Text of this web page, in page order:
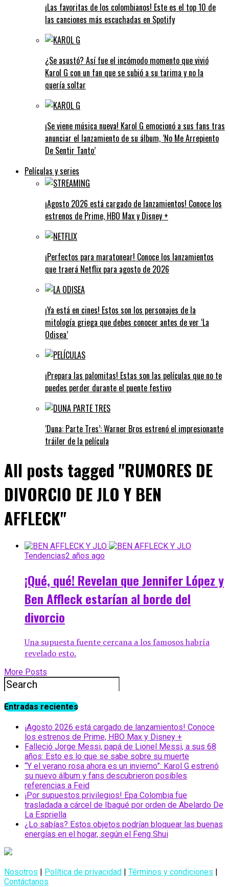
¡Las favoritas de los colombianos! Este es el top 10 de
las canciones más escuchadas en Spotify
¿Se asustó? Así fue el incómodo momento que vivió
Karol G con un fan que se subió a su tarima y no la
quería soltar
¡Se viene música nueva! Karol G emocionó a sus fans tras
anunciar el lanzamiento de su álbum, ‘No Me Arrepiento
De Sentir Tanto’
Películas y series
¡Agosto 2026 está cargado de lanzamientos! Conoce los
estrenos de Prime, HBO Max y Disney +
¡Perfectos para maratonear! Conoce los lanzamientos
que traerá Netflix para agosto de 2026
¡Ya está en cines! Estos son los personajes de la
mitología griega que debes conocer antes de ver ‘La
Odisea’
¡Prepara las palomitas! Estas son las películas que no te
puedes perder durante el puente festivo
‘Duna: Parte Tres’: Warner Bros estrenó el impresionante
tráiler de la película
All posts tagged "RUMORES DE
DIVORCIO DE JLO Y BEN
AFFLECK"
Tendencias2 años ago
¡Qué, qué! Revelan que Jennifer López y
Ben Affleck estarían al borde del
divorcio
Una supuesta fuente cercana a los famosos habría
revelado esto.
More Posts
Entradas recientes
¡Agosto 2026 está cargado de lanzamientos! Conoce
los estrenos de Prime, HBO Max y Disney +
Falleció Jorge Messi, papá de Lionel Messi, a sus 68
años: Esto es lo que se sabe sobre su muerte
“Y el verano rosa ahora es un invierno”: Karol G estrenó
su nuevo álbum y fans descubrieron posibles
referencias a Feid
¡Por supuestos privilegios! Epa Colombia fue
trasladada a cárcel de Ibagué por orden de Abelardo De
La Espriella
¿Lo sabías? Estos objetos podrían bloquear las buenas
energías en el hogar, según el Feng Shui
Nosotros | Política de privacidad | Términos y condiciones |
Contáctanos